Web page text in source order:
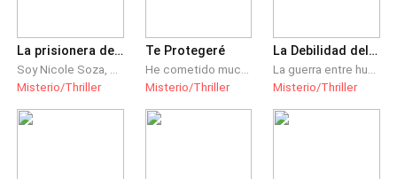
La prisionera del jefe
Misterio/Thriller
Te Protegeré
Misterio/Thriller
La Debilidad del Rey Vampiro
Misterio/Thriller